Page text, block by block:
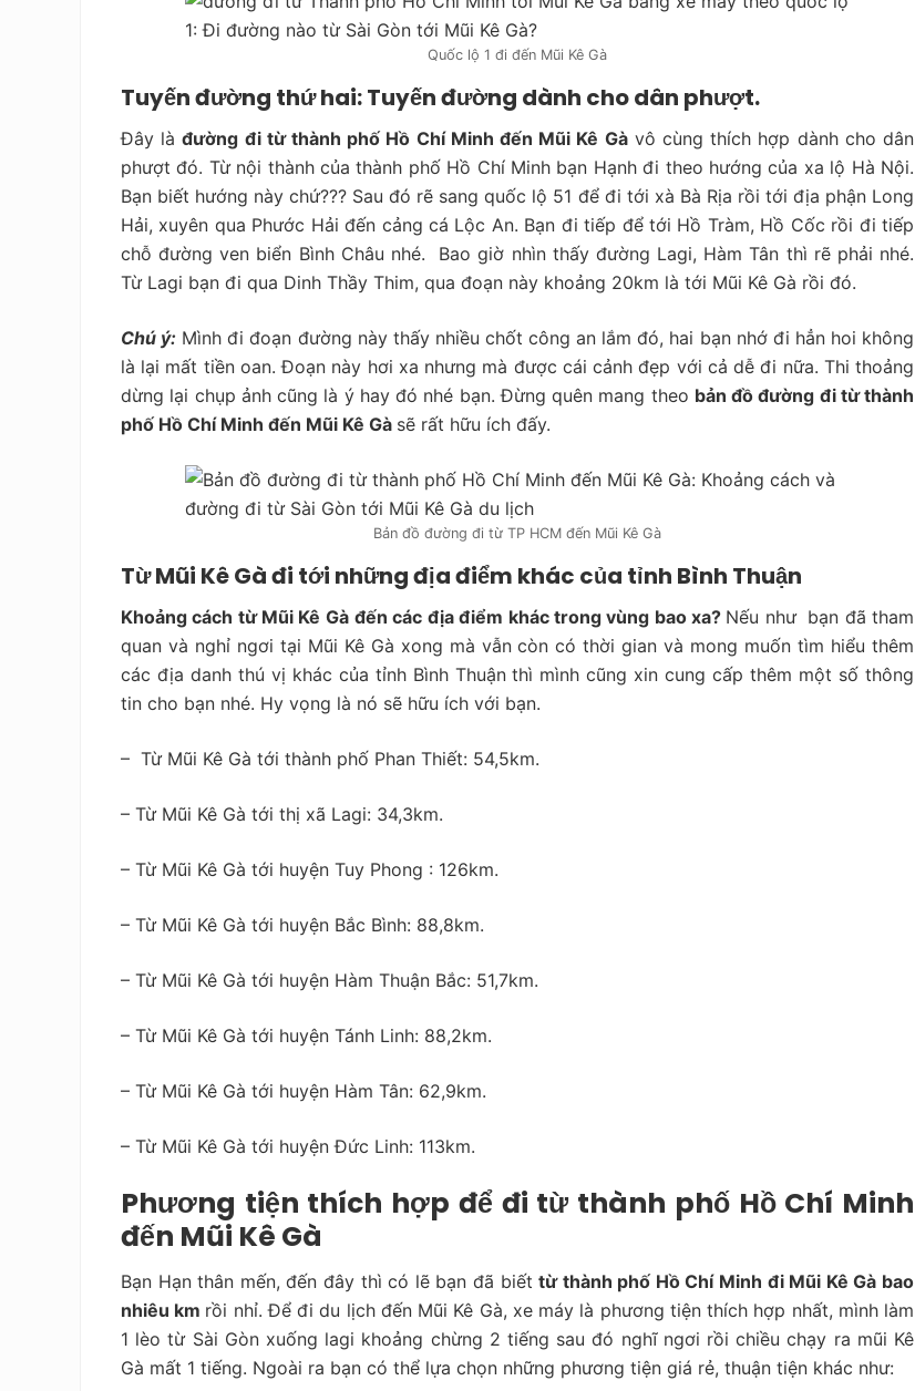
Quốc lộ 1 đi đến Mũi Kê Gà
Tuyến đường thứ hai: Tuyến đường dành cho dân phượt.
Đây làđường đi từ thành phố Hồ Chí Minh đến Mũi Kê Gàvô cùng thích hợp dành cho dân
phượt đó. Từ nội thành của thành phố Hồ Chí Minh bạn Hạnh đi theo hướng của xa lộ Hà Nội.
Bạn biết hướng này chứ??? Sau đó rẽ sang quốc lộ 51 để đi tới xà Bà Rịa rồi tới địa phận Long
Hải, xuyên qua Phước Hải đến cảng cá Lộc An. Bạn đi tiếp để tới Hồ Tràm, Hồ Cốc rồi đi tiếp
chỗ đường ven biển Bình Châu nhé. Bao giờ nhìn thấy đường Lagi, Hàm Tân thì rẽ phải nhé.
Từ Lagi bạn đi qua Dinh Thầy Thim, qua đoạn này khoảng 20km là tới Mũi Kê Gà rồi đó.
Chú ý: Mình đi đoạn đường này thấy nhiều chốt công an lắm đó, hai bạn nhớ đi hẳn hoi không
là lại mất tiền oan. Đoạn này hơi xa nhưng mà được cái cảnh đẹp với cả dễ đi nữa. Thi thoảng
dừng lại chụp ảnh cũng là ý hay đó nhé bạn. Đừng quên mang theo bản đồ đường đi từ thành
phố Hồ Chí Minh đến Mũi Kê Gà sẽ rất hữu ích đấy.
Bản đồ đường đi từ TP HCM đến Mũi Kê Gà
Từ Mũi Kê Gà đi tới những địa điểm khác của tỉnh Bình Thuận
Khoảng cách từ Mũi Kê Gà đến các địa điểm khác trong vùng bao xa? Nếu như bạn đã tham
quan và nghỉ ngơi tại Mũi Kê Gà xong mà vẫn còn có thời gian và mong muốn tìm hiểu thêm
các địa danh thú vị khác của tỉnh Bình Thuận thì mình cũng xin cung cấp thêm một số thông
tin cho bạn nhé. Hy vọng là nó sẽ hữu ích với bạn.
– Từ Mũi Kê Gà tới thành phố Phan Thiết: 54,5km.
– Từ Mũi Kê Gà tới thị xã Lagi: 34,3km.
– Từ Mũi Kê Gà tới huyện Tuy Phong : 126km.
– Từ Mũi Kê Gà tới huyện Bắc Bình: 88,8km.
– Từ Mũi Kê Gà tới huyện Hàm Thuận Bắc: 51,7km.
– Từ Mũi Kê Gà tới huyện Tánh Linh: 88,2km.
– Từ Mũi Kê Gà tới huyện Hàm Tân: 62,9km.
– Từ Mũi Kê Gà tới huyện Đức Linh: 113km.
Phương tiện thích hợp để đi từ thành phố Hồ Chí Minh
đến Mũi Kê Gà
Bạn Hạn thân mến, đến đây thì có lẽ bạn đã biếttừ thành phố Hồ Chí Minh đi Mũi Kê Gà bao
nhiêu km rồi nhỉ. Để đi du lịch đến Mũi Kê Gà, xe máy là phương tiện thích hợp nhất, mình làm
1 lèo từ Sài Gòn xuống lagi khoảng chừng 2 tiếng sau đó nghĩ ngơi rồi chiều chạy ra mũi Kê
Gà mất 1 tiếng. Ngoài ra bạn có thể lựa chọn những phương tiện giá rẻ, thuận tiện khác như: